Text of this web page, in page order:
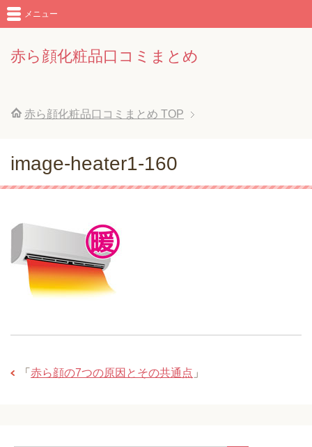
赤ら顔化粧品口コミまとめ
メニュー
赤ら顔化粧品口コミまとめ TOP
image-heater1-160
「 赤ら顔の7つの原因とその共通点 」